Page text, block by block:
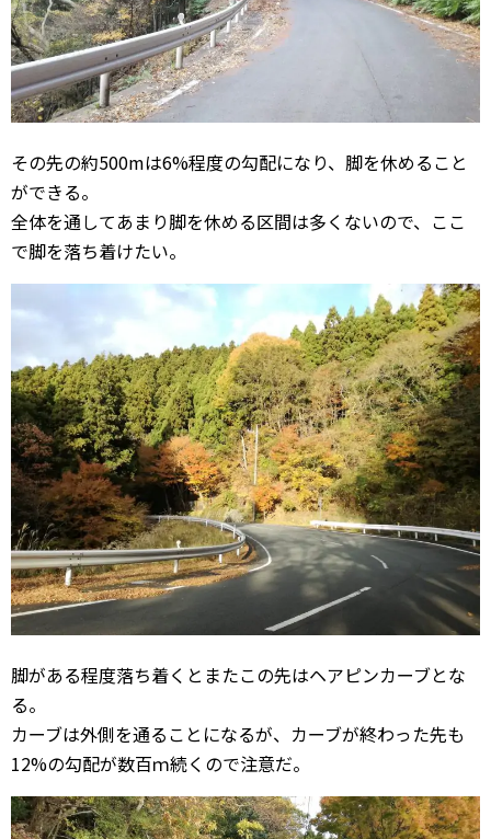
その先の約500mは6%程度の勾配になり、脚を休めること
ができる。
全体を通してあまり脚を休める区間は多くないので、ここ
で脚を落ち着けたい。
脚がある程度落ち着くとまたこの先はヘアピンカーブとな
る。
カーブは外側を通ることになるが、カーブが終わった先も
12%の勾配が数百ｍ続くので注意だ。